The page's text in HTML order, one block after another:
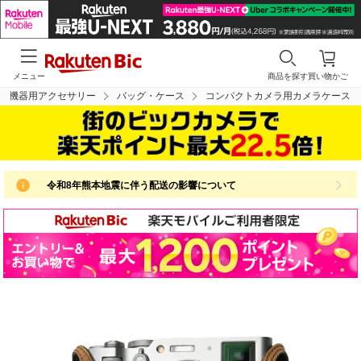
買い物かご
商品を探す
メニュー
機器用アクセサリー バッグ・ケース コンパクトカメラ用カメラケース
令和8年熊本地震に伴う配送の影響について